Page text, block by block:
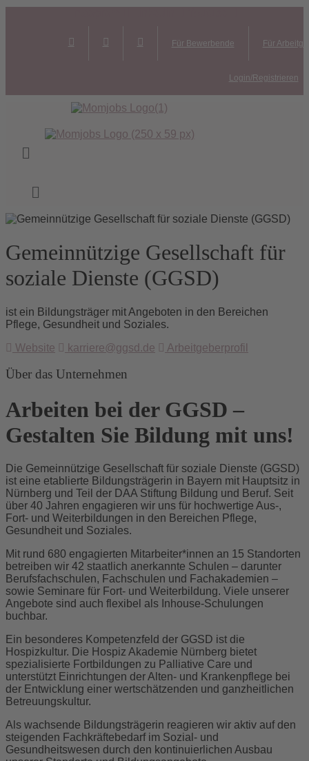
InstagramLinkedIn Youtube
Für Bewerbende Für
Login/Registrieren
Menü
Gemeinnützige Gesellschaft für
soziale Dienste (GGSD)
ist ein Bildungsträger mit Angeboten in den Bereichen
Pflege, Gesundheit und Soziales.
Website
karriere@ggsd.de Arbeitgeberprofil
Über das Unternehmen
Arbeiten bei der GGSD –
Gestalten Sie Bildung mit uns!
Die Gemeinnützige Gesellschaft für soziale Dienste (GGSD)
ist eine etablierte Bildungsträgerin in Bayern mit Hauptsitz in
Nürnberg und Teil der DAA Stiftung Bildung und Beruf. Seit
über 40 Jahren engagieren wir uns für hochwertige Aus-,
Fort- und Weiterbildungen in den Bereichen Pflege,
Gesundheit und Soziales.
Mit rund 680 engagierten Mitarbeiter*innen an 15 Standorten
betreiben wir 42 staatlich anerkannte Schulen – darunter
Berufsfachschulen, Fachschulen und Fachakademien –
sowie Seminare für Fort- und Weiterbildung. Viele unserer
Angebote sind auch flexibel als Inhouse-Schulungen
buchbar.
Ein besonderes Kompetenzfeld der GGSD ist die
Hospizkultur. Die Hospiz Akademie Nürnberg bietet
spezialisierte Fortbildungen zu Palliative Care und
unterstützt Einrichtungen der Alten- und Krankenpflege bei
der Entwicklung einer wertschätzenden und ganzheitlichen
Betreuungskultur.
Als wachsende Bildungsträgerin reagieren wir aktiv auf den
steigenden Fachkräftebedarf im Sozial- und
Gesundheitswesen durch den kontinuierlichen Ausbau